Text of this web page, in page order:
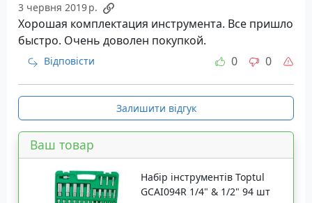
3 червня 2019 р.
Хорошая комплектация инструмента. Все пришло
быстро. Очень доволен покупкой.
Відповісти 0 0
Залишити відгук
Ваш товар
Набір інструментів Toptul
GCAI094R 1/4" & 1/2" 94 шт